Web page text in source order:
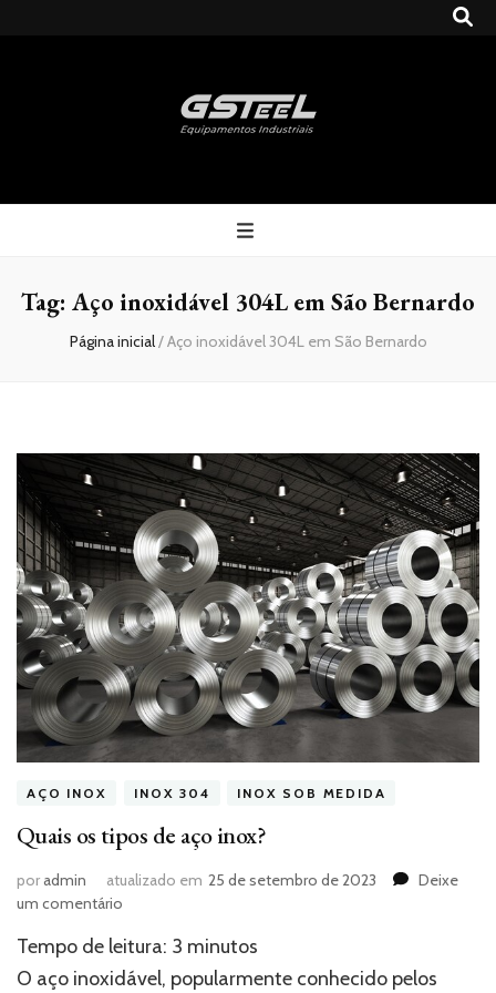
Gsteel
Tag: Aço inoxidável 304L em São Bernardo
Página inicial/Aço inoxidável 304L em São Bernardo
AÇO INOX INOX 304 INOX SOB MEDIDA
Quais os tipos de aço inox?
poradmin atualizado em 25 de setembro de 2023
Deixe
um comentário
os
tipos
Tempo de leitura: 3 minutos
O aço inoxidável, popularmente conhecido pelos